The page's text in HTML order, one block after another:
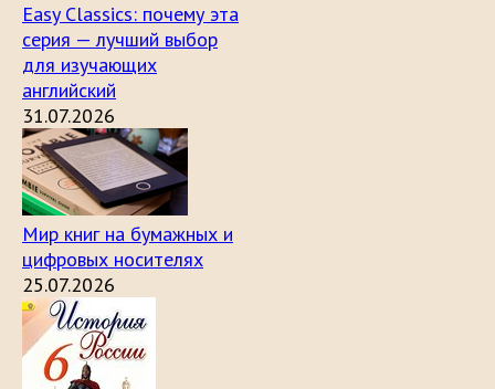
Easy Classics: почему эта
серия — лучший выбор
для изучающих
английский
31.07.2026
Мир книг на бумажных и
цифровых носителях
25.07.2026